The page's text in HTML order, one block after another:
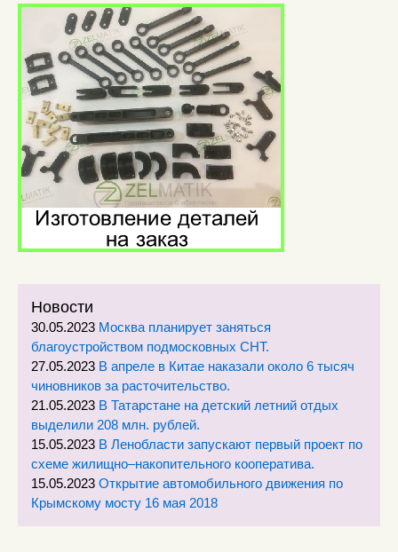
Новости
30.05.2023 Москва планирует заняться
благоустройством подмосковных СНТ.
27.05.2023 В апреле в Китае наказали около 6 тысяч
чиновников за расточительство.
21.05.2023 В Татарстане на детский летний отдых
выделили 208 млн. рублей.
15.05.2023 В Ленобласти запускают первый проект по
схеме жилищно–накопительного кооператива.
15.05.2023 Открытие автомобильного движения по
Крымскому мосту 16 мая 2018